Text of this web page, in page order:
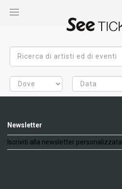
Newsletter
Iscriviti alla newsletter personalizzata